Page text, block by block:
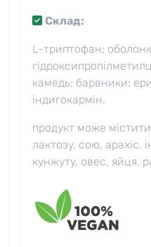
Склад:
L-триптофан;
камедь; барвники:
індигокармін.
продукт може
лактозу, сою, арахіс,
кунжуту, овес, яйця,